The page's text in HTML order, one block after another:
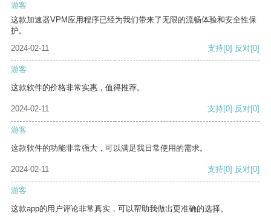
游客
这款加速器VPM应用程序已经为我们带来了无限的流畅体验和安全性保
护。
2024-02-11
支持[0] 反对[0]
游客
这款软件的价格非常实惠，值得推荐。
2024-02-11 支持[0] 反对[0]
游客
这款软件的功能非常强大，可以满足我日常使用的需求。
2024-02-11 支持[0] 反对[0]
游客
这款app的用户评论非常真实，可以帮助我做出更准确的选择。